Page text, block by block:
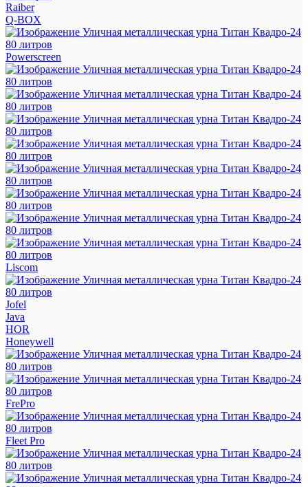
Raiber
Q-BOX
Powerscreen
Liscom
Jofel
Java
HOR
Honeywell
FrePro
Fleet Pro